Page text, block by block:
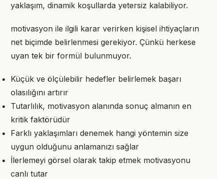
yaklaşım, dinamik koşullarda yetersiz kalabiliyor.
motivasyon ile ilgili karar verirken kişisel ihtiyaçların
net biçimde belirlenmesi gerekiyor. Çünkü herkese
uyan tek bir formül bulunmuyor.
Küçük ve ölçülebilir hedefler belirlemek başarı
olasılığını artırır
Tutarlılık, motivasyon alanında sonuç almanın en
kritik faktörüdür
Farklı yaklaşımları denemek hangi yöntemin size
uygun olduğunu anlamanızı sağlar
İlerlemeyi görsel olarak takip etmek motivasyonu
canlı tutar